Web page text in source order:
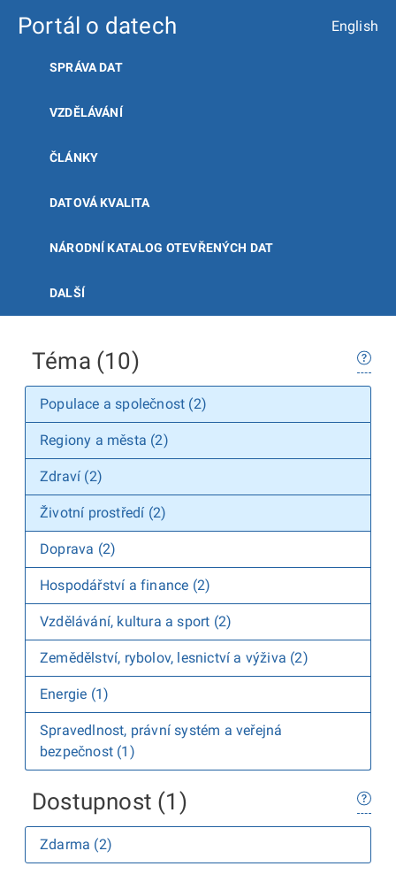
Portál o datech English
SPRÁVA DAT
VZDĚLÁVÁNÍ
ČLÁNKY
DATOVÁ KVALITA
NÁRODNÍ KATALOG OTEVŘENÝCH DAT
DALŠÍ
Téma (10)
Populace a společnost (2)
Regiony a města (2)
Zdraví (2)
Životní prostředí (2)
Doprava (2)
Hospodářství a finance (2)
Vzdělávání, kultura a sport (2)
Zemědělství, rybolov, lesnictví a výživa (2)
Energie (1)
Spravedlnost, právní systém a veřejná
bezpečnost (1)
Dostupnost (1)
Zdarma (2)